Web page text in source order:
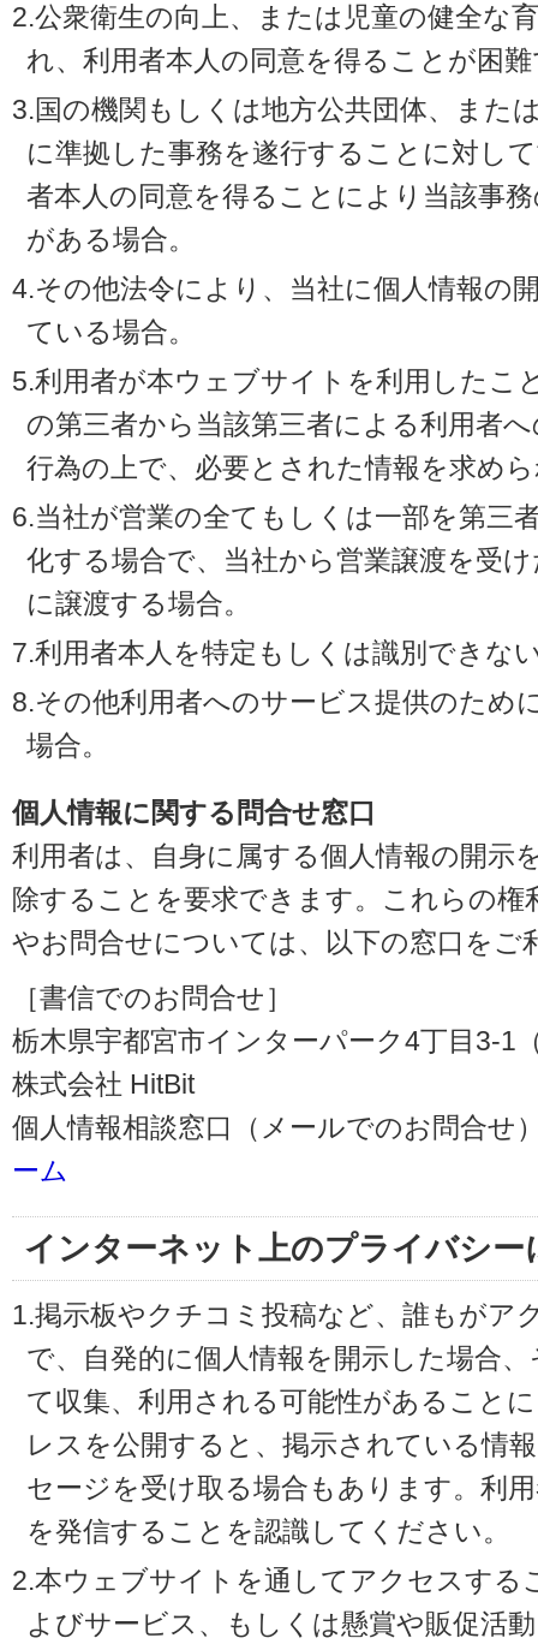
2.公衆衛生の向上、または児童の健全な
れ、利用者本人の同意を得ることが困
3.国の機関もしくは地方公共団体、また
に準拠した事務を遂行することに対し
者本人の同意を得ることにより当該事
がある場合。
4.その他法令により、当社に個人情報の
ている場合。
5.利用者が本ウェブサイトを利用したこ
の第三者から当該第三者による利用者
行為の上で、必要とされた情報を求め
6.当社が営業の全てもしくは一部を第三
化する場合で、当社から営業譲渡を受
に譲渡する場合。
7.利用者本人を特定もしくは識別できな
8.その他利用者へのサービス提供のため
場合。
個人情報に関する問合せ窓口
利用者は、自身に属する個人情報の開示
除することを要求できます。これらの権
やお問合せについては、以下の窓口をご
［書信でのお問合せ］
栃木県宇都宮市インターパーク4丁目3-1
株式会社 HitBit
個人情報相談窓口（メールでのお問合せ
ーム
インターネット上のプライバシー
1.掲示板やクチコミ投稿など、誰もがア
で、自発的に個人情報を開示した場合
て収集、利用される可能性があること
レスを公開すると、掲示されている情
セージを受け取る場合もあります。利
を発信することを認識してください。
2.本ウェブサイトを通してアクセスする
よびサービス、もしくは懸賞や販促活